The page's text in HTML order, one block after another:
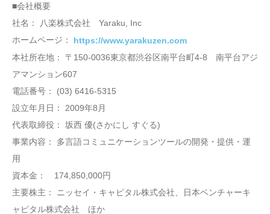
■会社概要
社名： 八楽株式会社 Yaraku, Inc
ホームページ： https://www.yarakuzen.com
本社所在地： 〒150-0036東京都渋谷区南平台町4-8 南平台アジ
アマンション607
電話番号： (03) 6416-5315
設立年月日： 2009年8月
代表取締役： 坂西 優(さかにし すぐる)
事業内容： 多言語コミュニケーションツールの開発・提供・運
用
資本金： 174,850,000円
主要株主： ニッセイ・キャピタル株式会社、日本ベンチャーキ
ャピタル株式会社 ほか